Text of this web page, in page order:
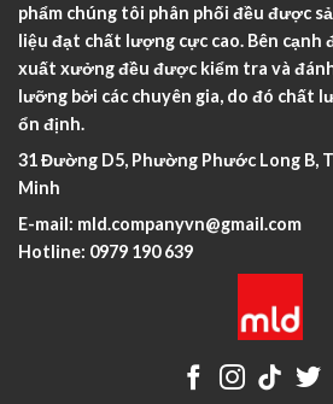
phẩm chúng tôi phân phối đều được
liệu đạt chất lượng cực cao. Bên cạnh
xuất xưởng đều được kiểm tra và
lưỡng bởi các chuyên gia, do đó chất
ổn định.
31 Đường D5, Phường Phước Long B,
Minh
E-mail: mld.companyvn@gmail.com
Hotline: 0979 190 639